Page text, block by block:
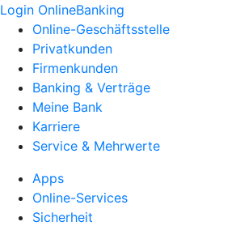
Login OnlineBanking
Online-Geschäftsstelle
Privatkunden
Firmenkunden
Banking & Verträge
Meine Bank
Karriere
Service & Mehrwerte
Apps
Online-Services
Sicherheit